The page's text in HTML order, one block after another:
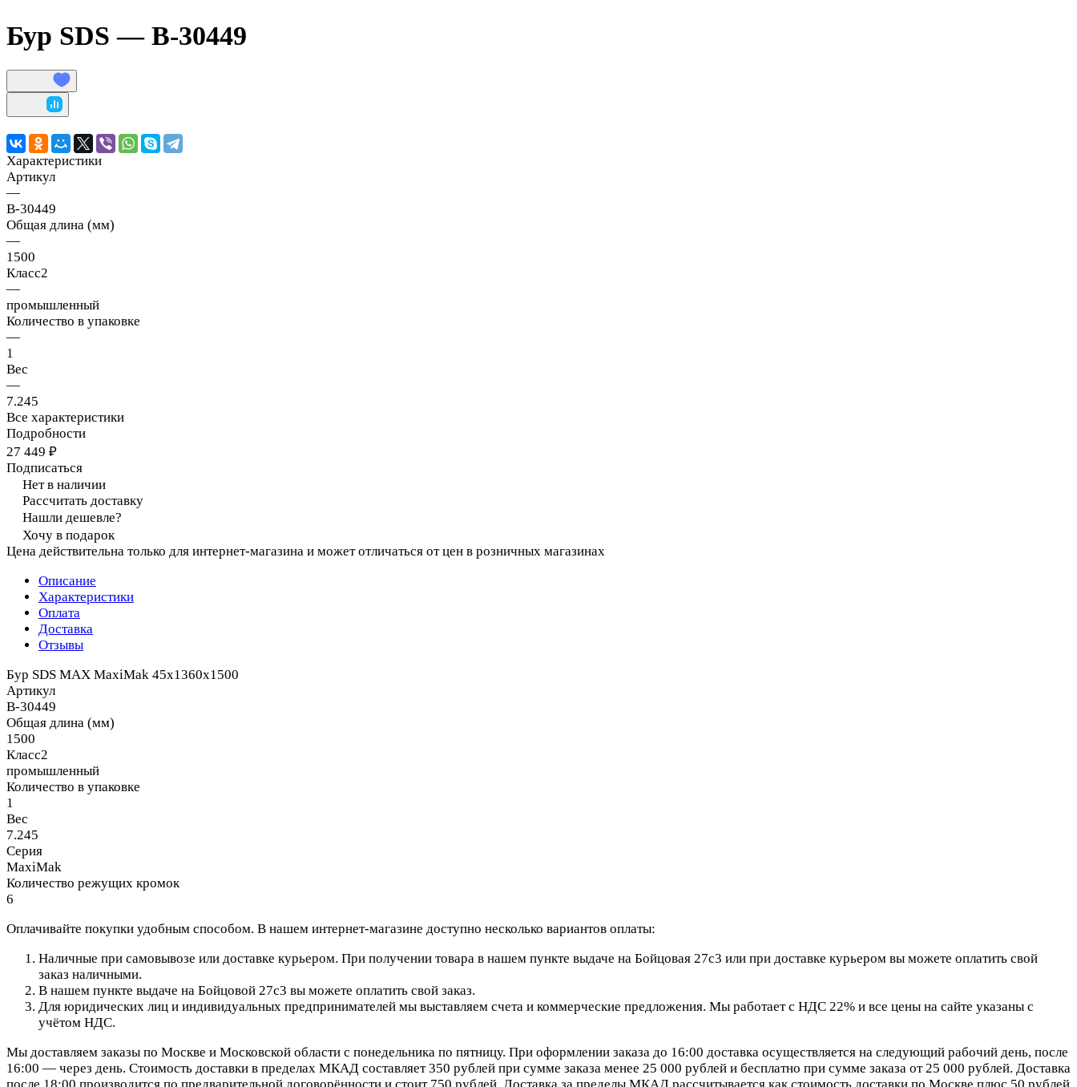
Бур SDS — B-30449
Характеристики
Артикул
—
B-30449
Общая длина (мм)
—
1500
Класс2
—
промышленный
Количество в упаковке
—
1
Вес
—
7.245
Все характеристики
Подробности
27 449 ₽
Подписаться
Нет в наличии
Рассчитать доставку
Нашли дешевле?
Хочу в подарок
Цена действительна только для интернет-магазина и может отличаться от цен в розничных магазинах
Описание
Характеристики
Оплата
Доставка
Отзывы
Бур SDS MAX MaxiMak 45x1360x1500
Артикул
B-30449
Общая длина (мм)
1500
Класс2
промышленный
Количество в упаковке
1
Вес
7.245
Серия
MaxiMak
Количество режущих кромок
6
Оплачивайте покупки удобным способом. В нашем интернет-магазине доступно несколько вариантов оплаты:
Наличные при самовывозе или доставке курьером. При получении товара в нашем пункте выдаче на Бойцовая 27с3 или при доставке курьером вы можете оплатить свой
заказ наличными.
В нашем пункте выдаче на Бойцовой 27с3 вы можете оплатить свой заказ.
Для юридических лиц и индивидуальных предпринимателей мы выставляем счета и коммерческие предложения. Мы работает с НДС 22% и все цены на сайте указаны с
учётом НДС.
Мы доставляем заказы по Москве и Московской области с понедельника по пятницу. При оформлении заказа до 16:00 доставка осуществляется на следующий рабочий день, после
16:00 — через день. Стоимость доставки в пределах МКАД составляет 350 рублей при сумме заказа менее 25 000 рублей и бесплатно при сумме заказа от 25 000 рублей. Доставка
после 18:00 производится по предварительной договорённости и стоит 750 рублей. Доставка за пределы МКАД рассчитывается как стоимость доставки по Москве плюс 50 рублей